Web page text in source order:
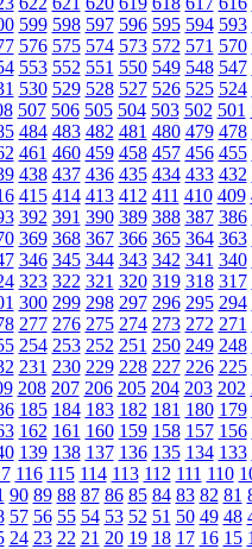
599 598 597 596 595 594 593
576 575 574 573 572 571 570
553 552 551 550 549 548 547
530 529 528 527 526 525 524
507 506 505 504 503 502 501
484 483 482 481 480 479 478
461 460 459 458 457 456 455
438 437 436 435 434 433 432
415 414 413 412 411 410 409
392 391 390 389 388 387 386
369 368 367 366 365 364 363
346 345 344 343 342 341 340
323 322 321 320 319 318 317
300 299 298 297 296 295 294
277 276 275 274 273 272 271
254 253 252 251 250 249 248
231 230 229 228 227 226 225
208 207 206 205 204 203 202
185 184 183 182 181 180 179
162 161 160 159 158 157 156
139 138 137 136 135 134 133
116 115 114 113 112 111 110
90 89 88 87 86 85 84 83 82 81
57 56 55 54 53 52 51 50 49 48
24 23 22 21 20 19 18 17 16 15